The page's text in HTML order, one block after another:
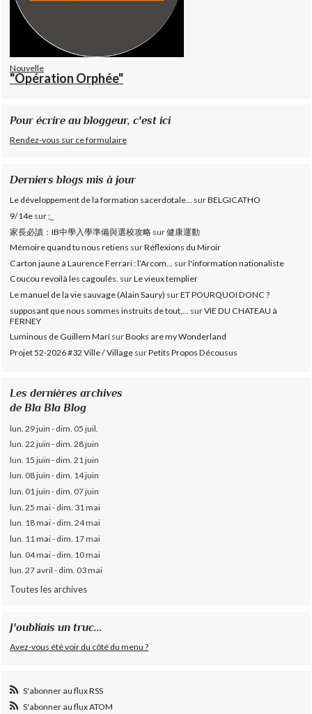
Nouvelle
"Opération Orphée"
Pour écrire au bloggeur, c'est ici
Rendez-vous sur ce formulaire
Derniers blogs mis à jour
Le développement de la formation sacerdotale... surBELGICATHO
9/14e sur;_
家長必讀：IB中學入學準備與選校攻略 sur健康運動
Mémoire quand tu nous retiens surRéflexions du Miroir
Carton jaune à Laurence Ferrari : l’Arcom...
surl'information nationaliste
Coucou revoilà les cagoulés. surLe vieux templier
Le manuel de la vie sauvage (Alain Saury) surET POURQUOI DONC ?
supposant que nous sommes instruits de tout,...
surVIE DU CHATEAU à
FERNEY
Luminous de Guillem Marí surBooks are my Wonderland
Projet 52-2026 #32 Ville / Village surPetits Propos Décousus
Les dernières archives
de Bla Bla Blog
lun. 29 juin - dim. 05 juil.
lun. 22 juin - dim. 28 juin
lun. 15 juin - dim. 21 juin
lun. 08 juin - dim. 14 juin
lun. 01 juin - dim. 07 juin
lun. 25 mai - dim. 31 mai
lun. 18 mai - dim. 24 mai
lun. 11 mai - dim. 17 mai
lun. 04 mai - dim. 10 mai
lun. 27 avril - dim. 03 mai
Toutes les archives
J'oubliais un truc...
Avez-vous été voir du côté du menu ?
S'abonner au flux RSS
S'abonner au flux ATOM